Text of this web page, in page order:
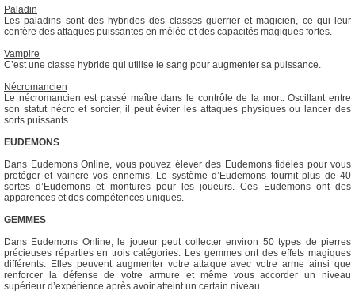
Paladin
Les paladins sont des hybrides des classes guerrier et magicien, ce qui leur
confère des attaques puissantes en mêlée et des capacités magiques fortes.
Vampire
C’est une classe hybride qui utilise le sang pour augmenter sa puissance.
Nécromancien
Le nécromancien est passé maître dans le contrôle de la mort. Oscillant entre
son statut nécro et sorcier, il peut éviter les attaques physiques ou lancer des
sorts puissants.
EUDEMONS
Dans Eudemons Online, vous pouvez élever des Eudemons fidèles pour vous
protéger et vaincre vos ennemis. Le système d’Eudemons fournit plus de 40
sortes d’Eudemons et montures pour les joueurs. Ces Eudemons ont des
apparences et des compétences uniques.
GEMMES
Dans Eudemons Online, le joueur peut collecter environ 50 types de pierres
précieuses réparties en trois catégories. Les gemmes ont des effets magiques
différents. Elles peuvent augmenter votre attaque avec votre arme ainsi que
renforcer la défense de votre armure et même vous accorder un niveau
supérieur d’expérience après avoir atteint un certain niveau.